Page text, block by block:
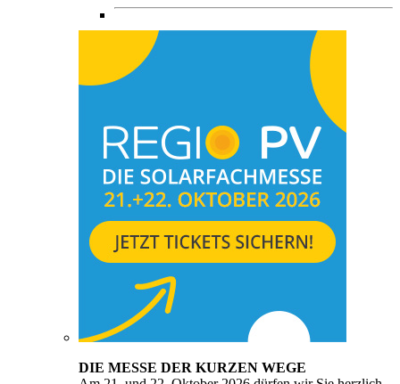
DIE MESSE DER KURZEN WEGE